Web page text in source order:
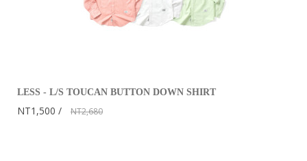
LESS - L/S TOUCAN BUTTON DOWN SHIRT
NT1,500 NT2,680